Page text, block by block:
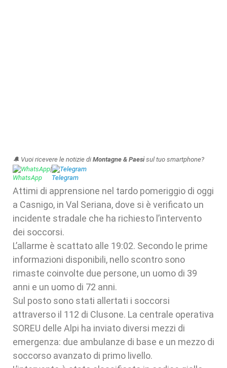
🔔 Vuoi ricevere le notizie di Montagne & Paesisul tuo smartphone?
WhatsApp| Telegram
Attimi di apprensione nel tardo pomeriggio di oggi
a Casnigo, in Val Seriana, dove si è verificato un
incidente stradale che ha richiesto l’intervento
dei soccorsi.
L’allarme è scattato alle 19:02. Secondo le prime
informazioni disponibili, nello scontro sono
rimaste coinvolte due persone, un uomo di 39
anni e un uomo di 72 anni.
Sul posto sono stati allertati i soccorsi
attraverso il 112 di Clusone. La centrale operativa
SOREU delle Alpi ha inviato diversi mezzi di
emergenza: due ambulanze di base e un mezzo di
soccorso avanzato di primo livello.